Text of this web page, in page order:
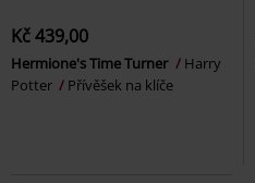
Kč 439,00
Hermione's Time Turner
Harry
Potter
Přívěšek na klíče